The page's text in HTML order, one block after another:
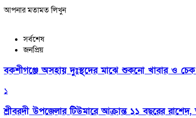
আপনার মতামত লিখুন
সর্বশেষ
জনপ্রিয়
বকশীগঞ্জে অসহায় দুঃস্থদের মাঝে শুকনো খাবার ও চেক
১
শ্রীবরদী উপজেলার টিউমারে আক্রান্ত ১১ বছরের রাশেদ,